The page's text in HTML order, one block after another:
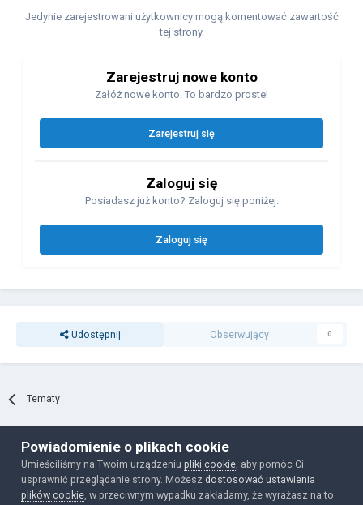
Jedynie zarejestrowani użytkownicy mogą komentować zawartość
tej strony.
Zarejestruj nowe konto
Załóż nowe konto. To bardzo proste!
Zarejestruj się
Zaloguj się
Posiadasz już konto? Zaloguj się poniżej.
Zaloguj się
Udostępnij Obserwujący 0
Tematy
Polityka prywatności Ciasteczka
Powered by Invision Community
Powiadomienie o plikach cookie
Umieściliśmy na Twoim urządzeniupliki cookie , aby pomóc Ci
usprawnić przeglądanie strony. Możesz dostosować ustawienia
plików cookie , w przeciwnym wypadku zakładamy, że wyrażasz na to